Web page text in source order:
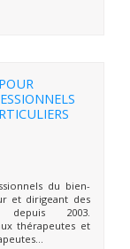
du bien-
et dirigeant des
2003.
thérapeutes et